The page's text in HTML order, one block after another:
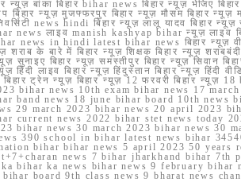
न्यूज़ बांका बिहार bihar news बिहार न्यूज़ भेजिए
न्यूज़ मुजफ्फरपुर बिहार न्यूज़ मौसम बिहार न्यूज़
news hindi बिहार न्यूज़ लालू यादव बिहार न्यूज़
news लाइव manish kashyap bihar न्यूज़ लाइव
news in hindi latest bihar news बिहार न्यूज़
के बारे में बिहार न्यूज़ शिक्षक बिहार न्यूज़
बिहार न्यूज़ समस्तीपुर बिहार न्यूज़ सिवान
लाइव बिहार न्यूज़ हिंदुस्तान बिहार न्यूज़ हिंदी
बिहार ट्रेन न्यूज़ बिहार न्यूज़ 12 फरवरी बिहार
bihar news 10th exam bihar news 17
band news 18 june bihar board 10th news
29 march 2023 bihar news 20 april 2023
current news 2022 bihar stet news today
bihar news 30 march 2023 bihar news 30
390 school in bihar latest news bihar
bihar bihar news 5 april 2023 50 years
news 7 bihar jharkhand bihar 7th
bihar ka news bihar news 9 february bihar
board 9th class news 9 bharat news